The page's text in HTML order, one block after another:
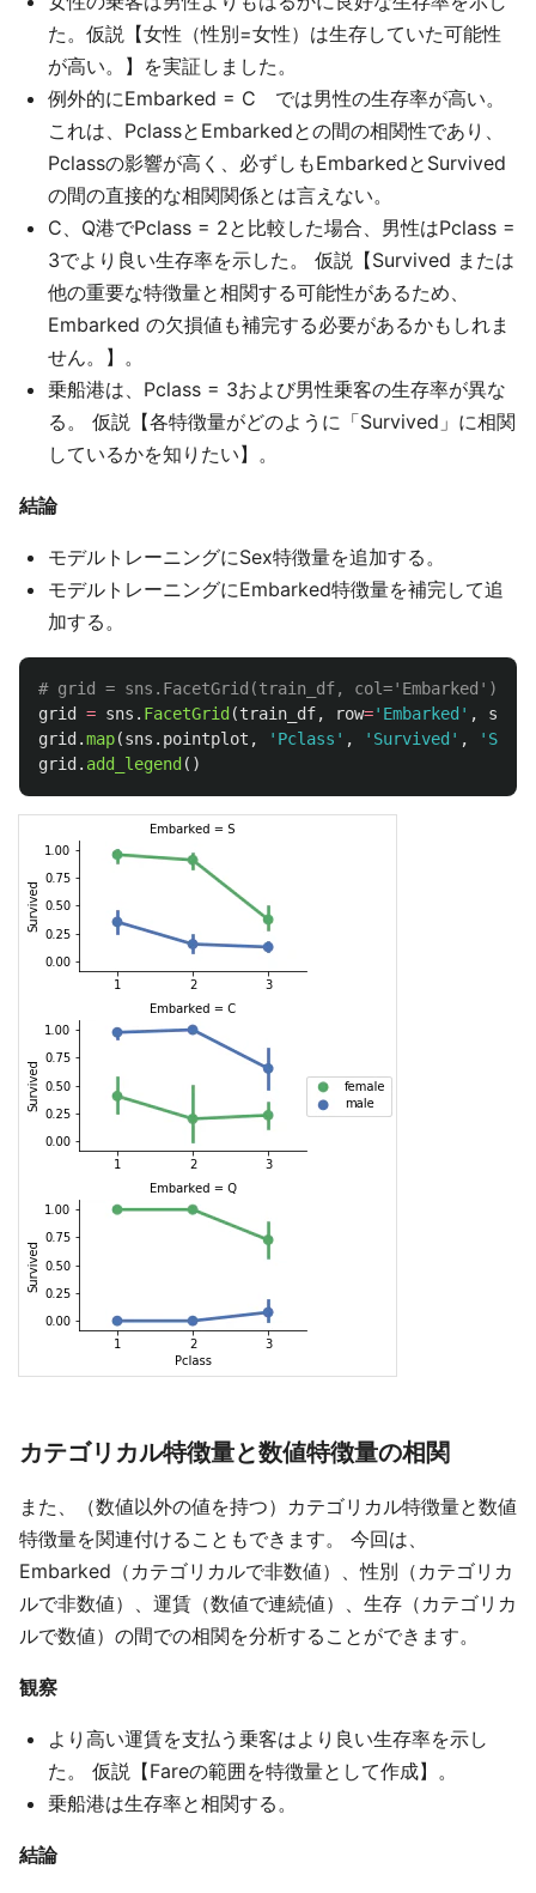
た。仮説【女性（性別=女性）は生存していた可能性
が高い。】を実証しました。
例外的にEmbarked = C では男性の生存率が高い。
これは、PclassとEmbarkedとの間の相関性であり、
Pclassの影響が高く、必ずしもEmbarkedとSurvived
の間の直接的な相関関係とは言えない。
C、Q港でPclass = 2と比較した場合、男性はPclass =
3でより良い生存率を示した。 仮説【Survived または
他の重要な特徴量と相関する可能性があるため、
Embarked の欠損値も補完する必要があるかもしれま
せん。】。
乗船港は、Pclass = 3および男性乗客の生存率が異な
る。 仮説【各特徴量がどのように「Survived」に相関
しているかを知りたい】。
結論
モデルトレーニングにSex特徴量を追加する。
モデルトレーニングにEmbarked特徴量を補完して追
加する。
grid
= sns . FacetGrid (train_df, row=' Embarked ' , size
grid .map(sns . pointplot , ' Pclass ' , ' Survived ' , ' Sex
grid . add_legend ()
カテゴリカル特徴量と数値特徴量の相関
また、（数値以外の値を持つ）カテゴリカル特徴量と数値
特徴量を関連付けることもできます。 今回は、
Embarked（カテゴリカルで非数値）、性別（カテゴリカ
ルで非数値）、運賃（数値で連続値）、生存（カテゴリカ
ルで数値）の間での相関を分析することができます。
観察
より高い運賃を支払う乗客はより良い生存率を示し
た。 仮説【Fareの範囲を特徴量として作成】。
乗船港は生存率と相関する。
結論